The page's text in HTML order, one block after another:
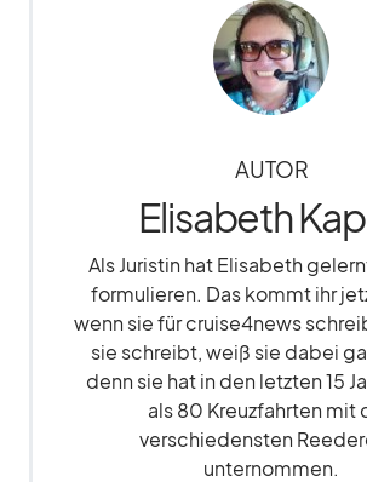
AUTOR
Elisabeth
Als Juristin hat Elisabeth
formulieren. Das kommt ihr
wenn sie für cruise4news
sie schreibt, weiß sie dabei
denn sie hat in den letzten 15
als 80 Kreuzfahrten mit
verschiedensten
unternommen.